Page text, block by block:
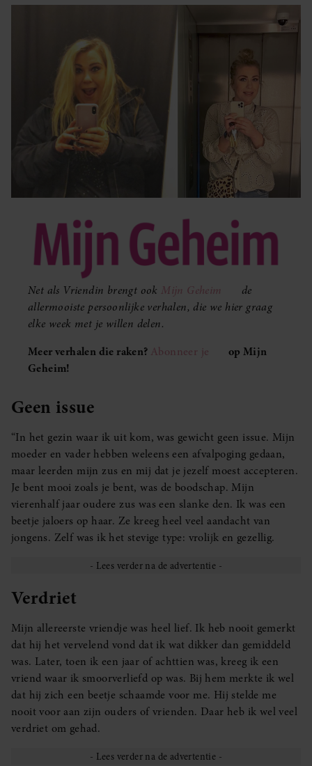
Net als Vriendin brengt ook Mijn Geheim
de
allermooiste persoonlijke verhalen, die we hier graag
elke week met je willen delen.
Meer verhalen die raken? Abonneer je
op Mijn
Geheim!
Geen issue
“In het gezin waar ik uit kom, was gewicht geen issue. Mijn
moeder en vader hebben weleens een afvalpoging gedaan,
maar leerden mijn zus en mij dat je jezelf moest accepteren.
Je bent mooi zoals je bent, was de boodschap. Mijn
vierenhalf jaar oudere zus was een slanke den. Ik was een
beetje jaloers op haar. Ze kreeg heel veel aandacht van
jongens. Zelf was ik het stevige type: vrolijk en gezellig.
Verdriet
Mijn allereerste vriendje was heel lief. Ik heb nooit gemerkt
dat hij het vervelend vond dat ik wat dikker dan gemiddeld
was. Later, toen ik een jaar of achttien was, kreeg ik een
vriend waar ik smoorverliefd op was. Bij hem merkte ik wel
dat hij zich een beetje schaamde voor me. Hij stelde me
nooit voor aan zijn ouders of vrienden. Daar heb ik wel veel
verdriet om gehad.